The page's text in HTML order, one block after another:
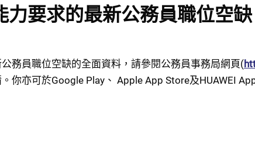
力要求的最新公務員職位空缺
務員職位空缺的全面資料，請參閱公務員事務局網頁(
你亦可於Google Play、 Apple App Store及HUAWEI